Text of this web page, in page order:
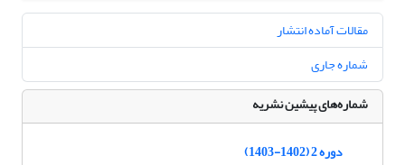
مقالات آماده انتشار
شماره جاری
شماره‌های پیشین نشریه
دوره 2 (1402-1403)